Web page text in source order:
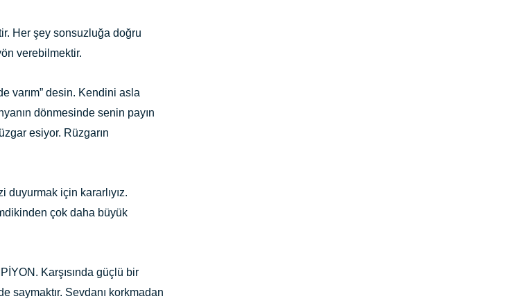
Her şey sonsuzluğa doğru
verebilmektir.
varım” desin. Kendini asla
dönmesinde senin payın
esiyor. Rüzgarın
duyurmak için kararlıyız.
çok daha büyük
Karşısında güçlü bir
saymaktır. Sevdanı korkmadan